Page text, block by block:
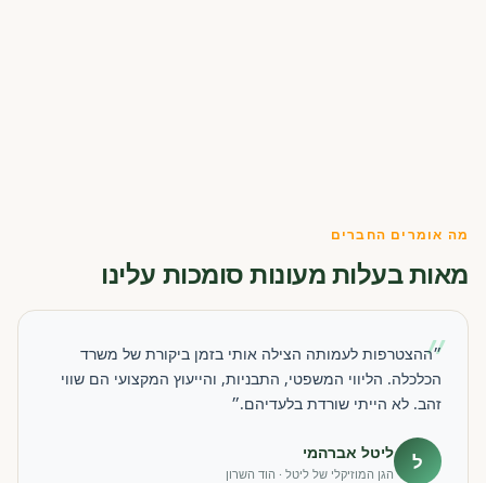
מה אומרים החברים
מאות בעלות מעונות סומכות עלינו
״
״ההצטרפות לעמותה הצילה אותי בזמן ביקורת של משרד
הכלכלה. הליווי המשפטי, התבניות, והייעוץ המקצועי הם שווי
זהב. לא הייתי שורדת בלעדיהם.״
ל ליטל אברהמי
הגן המוזיקלי של ליטל · הוד השרון